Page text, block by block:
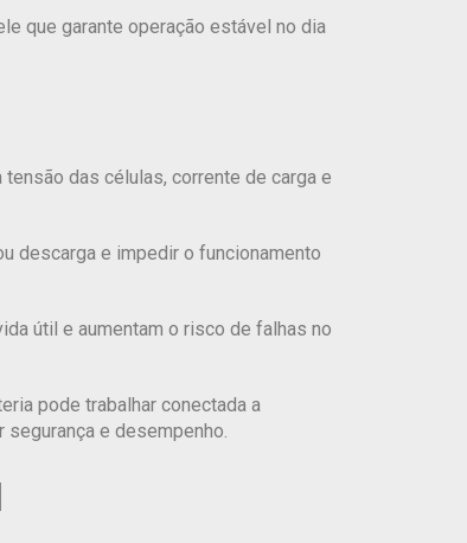
que garante operação estável no dia
das células, corrente de carga e
descarga e impedir o funcionamento
útil e aumentam o risco de falhas no
pode trabalhar conectada a
e desempenho.